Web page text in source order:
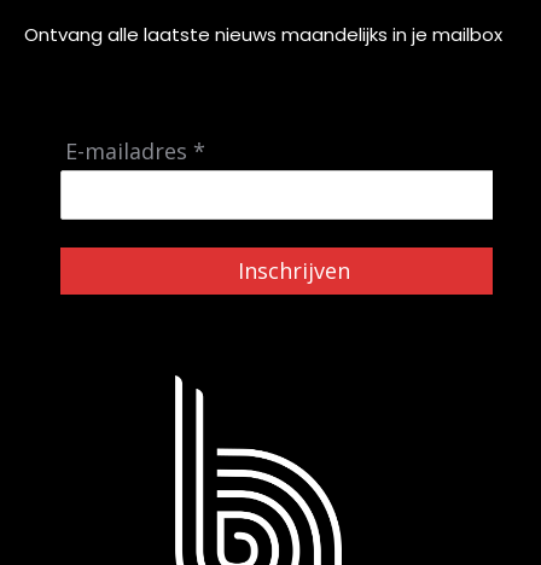
Ontvang alle laatste nieuws maandelijks in je mailbox
E-mailadres *
Inschrijven